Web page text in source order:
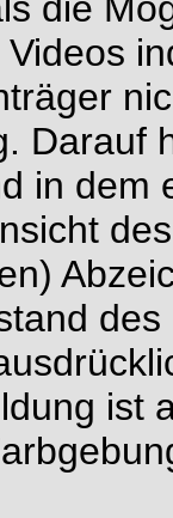
Darauf
in dem
ist